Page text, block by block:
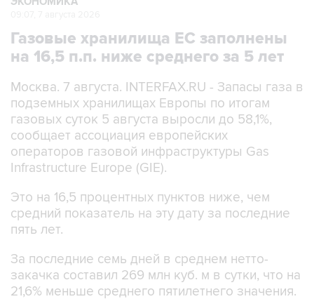
Газовые хранилища ЕС заполнены
на 16,5 п.п. ниже среднего за 5 лет
Москва. 7 августа. INTERFAX.RU - Запасы газа в
подземных хранилищах Европы по итогам
газовых суток 5 августа выросли до 58,1%,
сообщает ассоциация европейских
операторов газовой инфраструктуры Gas
Infrastructure Europe (GIE).
Это на 16,5 процентных пунктов ниже, чем
средний показатель на эту дату за последние
пять лет.
За последние семь дней в среднем нетто-
закачка составил 269 млн куб. м в сутки, что на
21,6% меньше среднего пятилетнего значения.